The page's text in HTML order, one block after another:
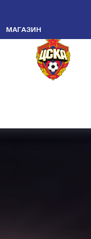
МАГАЗИНВЛОГ НА